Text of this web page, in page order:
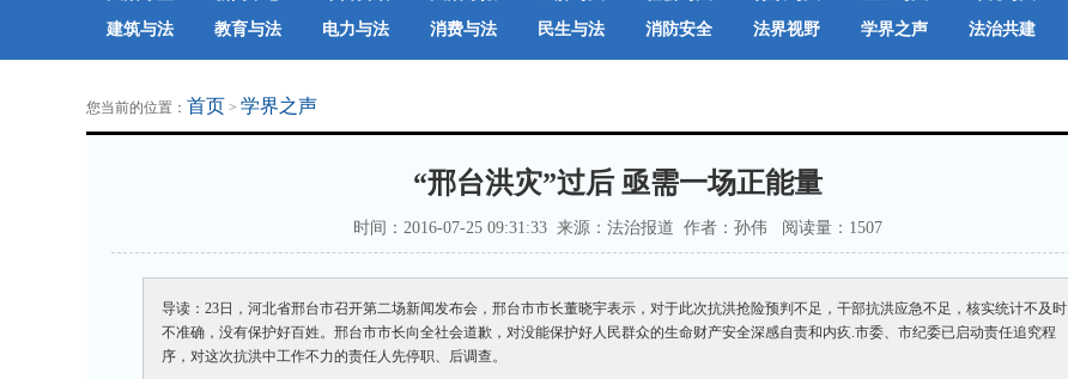
建筑与法
教育与法 电力与法 消费与法 民生与法 消防安全 法界视野 学界之声 法治共建
地方法治联播
律师律所
您当前的位置： 首页 > 学界之声
“邢台洪灾”过后 亟需一场正能量
时间：2016-07-25 09:31:33 来源：法治报道 作者：孙伟 阅读量：1507
导读：23日，河北省邢台市召开第二场新闻发布会，邢台市市长董晓宇表示，对于此次抗洪抢险预判不足，干部抗洪应急不足，核实统计不及时
不准确，没有保护好百姓。邢台市市长向全社会道歉，对没能保护好人民群众的生命财产安全深感自责和内疚.市委、市纪委已启动责任追究程
序，对这次抗洪中工作不力的责任人先停职、后调查。